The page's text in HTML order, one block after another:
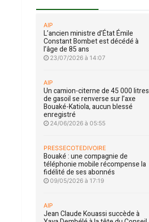
AIP
L’ancien ministre d’État Émile
Constant Bombet est décédé à
l’âge de 85 ans
23/07/2026 à 14:07
AIP
Un camion-citerne de 45 000 litres
de gasoil se renverse sur l’axe
Bouaké-Katiola, aucun blessé
enregistré
24/06/2026 à 05:55
PRESSECOTEDIVOIRE
Bouaké : une compagnie de
téléphonie mobile récompense la
fidélité de ses abonnés
09/05/2026 à 17:19
AIP
Jean Claude Kouassi succède à